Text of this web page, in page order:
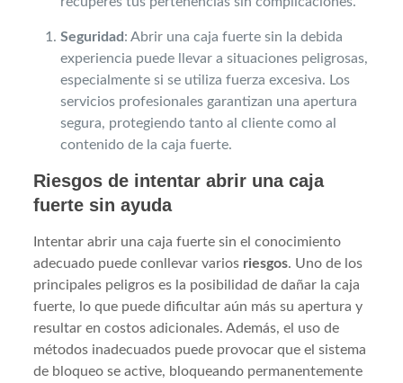
Seguridad : Abrir una caja fuerte sin la debida
experiencia puede llevar a situaciones peligrosas,
especialmente si se utiliza fuerza excesiva. Los
servicios profesionales garantizan una apertura
segura, protegiendo tanto al cliente como al
contenido de la caja fuerte.
Riesgos de intentar abrir una caja
fuerte sin ayuda
Intentar abrir una caja fuerte sin el conocimiento
adecuado puede conllevar varios riesgos. Uno de los
principales peligros es la posibilidad de dañar la caja
fuerte, lo que puede dificultar aún más su apertura y
resultar en costos adicionales. Además, el uso de
métodos inadecuados puede provocar que el sistema
de bloqueo se active, bloqueando permanentemente